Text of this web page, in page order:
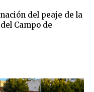
del peaje de la
Campo de